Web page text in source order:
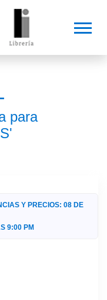
para
Y PRECIOS: 08 DE
9:00 PM